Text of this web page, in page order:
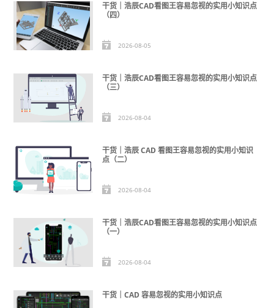
干货｜浩辰CAD看图王容易忽视的实用小知识点
（四）
2026-08-05
干货｜浩辰CAD看图王容易忽视的实用小知识点
（三）
2026-08-04
干货｜浩辰 CAD 看图王容易忽视的实用小知识
点（二）
2026-08-04
干货｜浩辰CAD看图王容易忽视的实用小知识点
（一）
2026-08-04
干货｜CAD 容易忽视的实用小知识点